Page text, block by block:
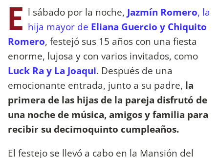
E l sábado por la noche, Jazmín Romero, la
hija mayor de Eliana Guercio y Chiquito
Romero, festejó sus 15 años con una fiesta
enorme, lujosa y con varios invitados, como
Luck Ra y La Joaqui. Después de una
emocionante entrada, junto a su padre, la
primera de las hijas de la pareja disfrutó de
una noche de música, amigos y familia para
recibir su decimoquinto cumpleaños.
El festejo se llevó a cabo en la Mansión del